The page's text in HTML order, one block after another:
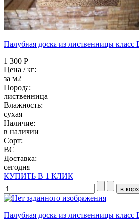
Палубная доска из лиственницы
1 300 Р
Цена / кг:
за м2
Порода:
лиственница
Влажность:
сухая
Наличие:
в наличии
Сорт:
BC
Доставка:
сегодня
КУПИТЬ В 1 КЛИК
Палубная доска из лиственницы